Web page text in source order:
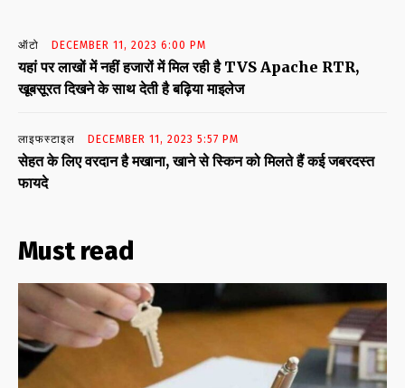
ऑटो DECEMBER 11, 2023 6:00 PM
यहां पर लाखों में नहीं हजारों में मिल रही है TVS Apache RTR,
खूबसूरत दिखने के साथ देती है बढ़िया माइलेज
लाइफस्टाइल DECEMBER 11, 2023 5:57 PM
सेहत के लिए वरदान है मखाना, खाने से स्किन को मिलते हैं कई जबरदस्त
फायदे
Must read